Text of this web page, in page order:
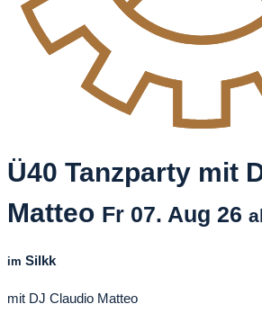
Ü40 Tanzparty mit
Matteo Fr 07. Aug 26
im Silkk
mit DJ Claudio Matteo